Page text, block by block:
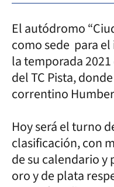
El autódromo
como sede para
la temporada
del TC Pista,
correntino
Hoy será el turno
clasificación, con
de su calendario y
oro y de plata